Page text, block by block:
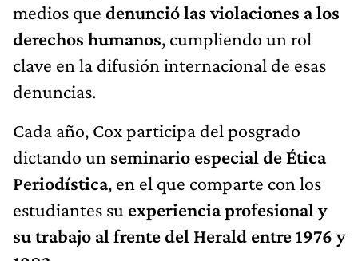
medios que denunció las violaciones a los
derechos humanos, cumpliendo un rol
clave en la difusión internacional de esas
denuncias.
Cada año, Cox participa del posgrado
dictando un seminario especial de Ética
Periodística, en el que comparte con los
estudiantes su experiencia profesional y
su trabajo al frente del Herald entre 1976 y